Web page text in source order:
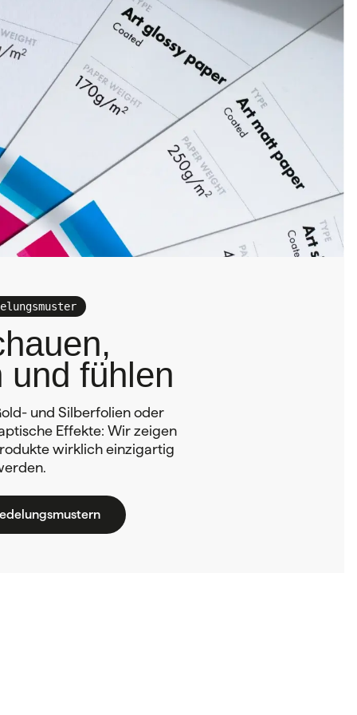
und fühlen
und Silberfolien oder
Effekte: Wir zeigen
wirklich einzigartig